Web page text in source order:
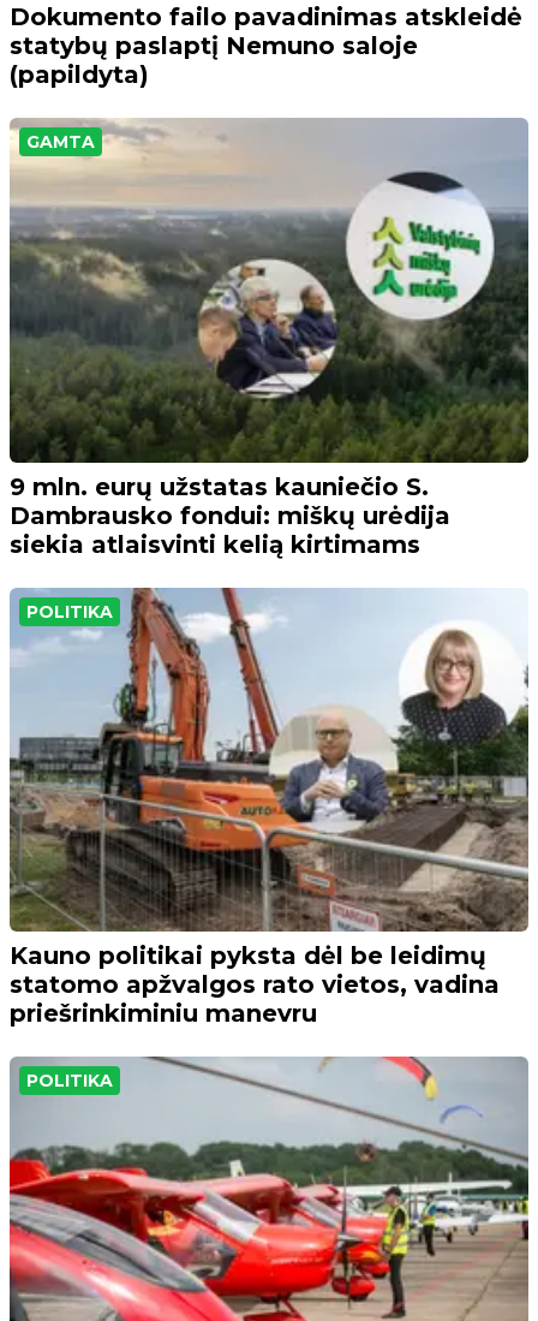
Dokumento failo pavadinimas atskleidė
statybų paslaptį Nemuno saloje
(papildyta)
GAMTA
9 mln. eurų užstatas kauniečio S.
Dambrausko fondui: miškų urėdija
siekia atlaisvinti kelią kirtimams
POLITIKA
Kauno politikai pyksta dėl be leidimų
statomo apžvalgos rato vietos, vadina
priešrinkiminiu manevru
POLITIKA